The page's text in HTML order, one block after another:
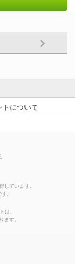
トについて
しています。
。
は、
ます。